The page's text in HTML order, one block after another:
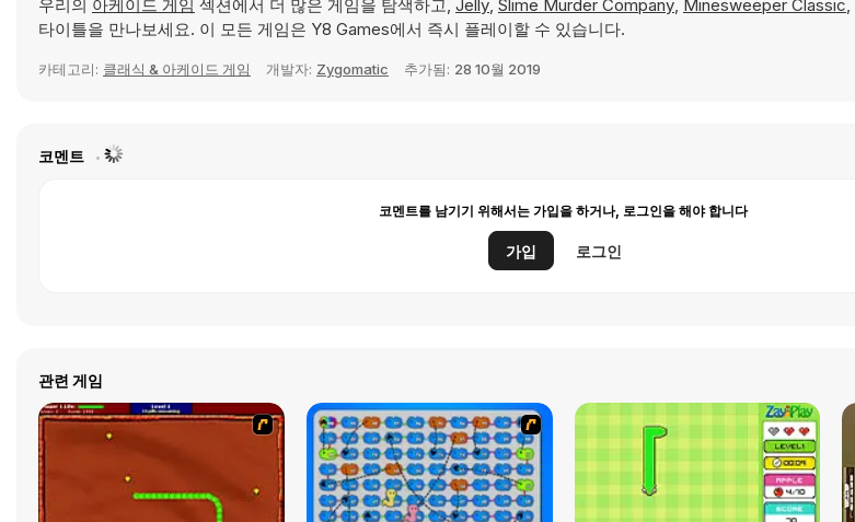
우리의 아케이드 게임 섹션에서 더 많은 게임을 탐색하고, Jelly, Slime Murder Company, Minesweeper Classic,
타이틀을 만나보세요. 이 모든 게임은 Y8 Games에서 즉시 플레이할 수 있습니다.
카테고리: 클래식 & 아케이드 게임 개발자: Zygomatic 추가됨: 28 10월 2019
코멘트
코멘트를 남기기 위해서는 가입을 하거나, 로그인을 해야 합니다
가입 로그인
관련 게임